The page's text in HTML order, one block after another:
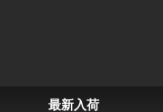
最新入荷